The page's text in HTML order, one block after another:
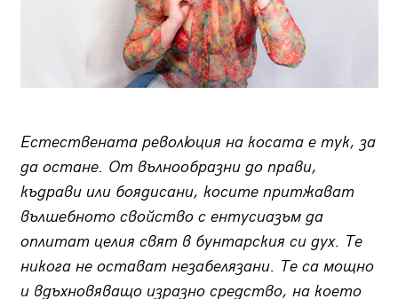
Естествената революция на косата е тук, за
да остане. От вълнообразни до прави,
къдрави или боядисани, косите притжават
вълшебното свойство с ентусиазъм да
оплитат целия свят в бунтарския си дух. Те
никога не остават незабелязани. Те са мощно
и вдъхновяващо изразно средство, на което